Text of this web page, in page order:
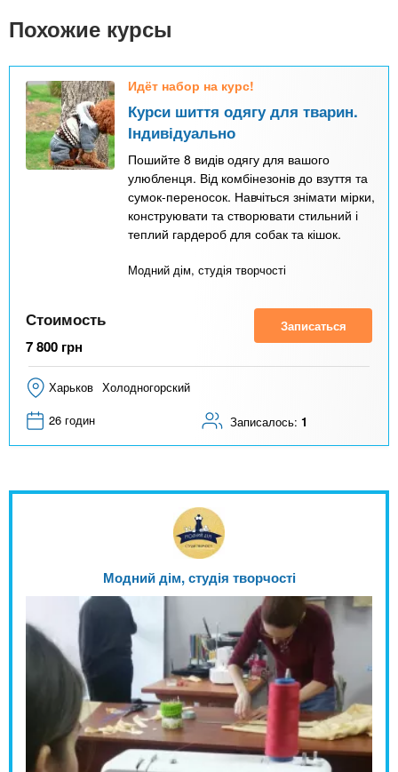
Похожие курсы
Идёт набор на курс!
Курси шиття одягу для тварин.
Індивідуально
Пошийте 8 видів одягу для вашого
улюбленця. Від комбінезонів до взуття та
сумок-переносок. Навчіться знімати мірки,
конструювати та створювати стильний і
теплий гардероб для собак та кішок.
Модний дім, студія творчості
Стоимость
7 800 грн
Записаться
Харьков Холодногорский
26 годин
Записалось: 1
Модний дім, студія творчості